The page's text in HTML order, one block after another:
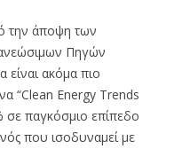
την άποψη των
Πηγών
είναι ακόμα πιο
“Clean Energy Trends
σε παγκόσμιο επίπεδο
που ισοδυναμεί με